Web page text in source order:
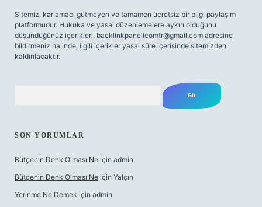
Sitemiz, kar amacı gütmeyen ve tamamen ücretsiz bir bilgi paylaşım
platformudur. Hukuka ve yasal düzenlemelere aykırı olduğunu
düşündüğünüz içerikleri, backlinkpanelicomtr@gmail.com adresine
bildirmeniz halinde, ilgili içerikler yasal süre içerisinde sitemizden
kaldırılacaktır.
SON YORUMLAR
Bütçenin Denk Olması Ne için admin
Bütçenin Denk Olması Ne için Yalçın
Yerinme Ne Demek için admin